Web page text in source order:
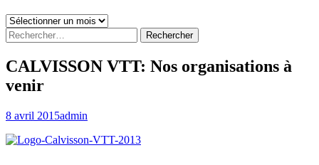
Archives
Rechercher :
CALVISSON VTT: Nos organisations à
venir
8 avril 2015admin